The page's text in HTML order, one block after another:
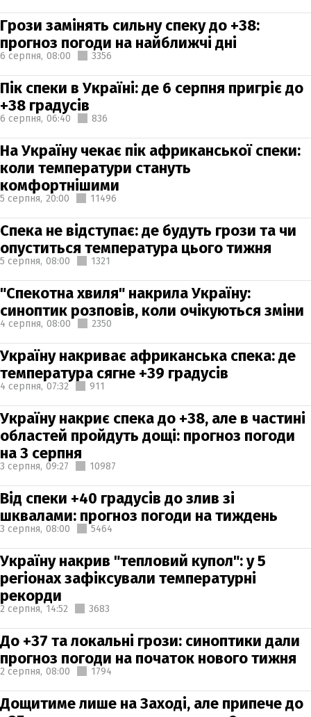
Грози замінять сильну спеку до +38:
прогноз погоди на найближчі дні
6 серпня, 08:00 3356
Пік спеки в Україні: де 6 серпня пригріє до
+38 градусів
6 серпня, 06:40 836
На Україну чекає пік африканської спеки:
коли температури стануть
комфортнішими
5 серпня, 20:00 11496
Спека не відступає: де будуть грози та чи
опуститься температура цього тижня
5 серпня, 08:00 1321
"Спекотна хвиля" накрила Україну:
синоптик розповів, коли очікуються зміни
4 серпня, 08:00 2350
Україну накриває африканська спека: де
температура сягне +39 градусів
4 серпня, 07:32 911
Україну накриє спека до +38, але в частині
областей пройдуть дощі: прогноз погоди
на 3 серпня
3 серпня, 09:27 10987
Від спеки +40 градусів до злив зі
шквалами: прогноз погоди на тиждень
3 серпня, 08:00 5464
Україну накрив "тепловий купол": у 5
регіонах зафіксували температурні
рекорди
2 серпня, 14:52 3683
До +37 та локальні грози: синоптики дали
прогноз погоди на початок нового тижня
2 серпня, 08:00 1794
Дощитиме лише на Заході, але припече до